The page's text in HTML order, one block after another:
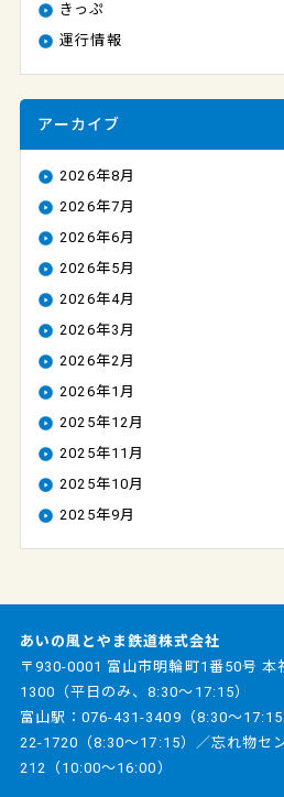
きっぷ
運行情報
アーカイブ
2026年8月
2026年7月
2026年6月
2026年5月
2026年4月
2026年3月
2026年2月
2026年1月
2025年12月
2025年11月
2025年10月
2025年9月
あいの風とやま鉄道株式会社
〒930-0001 富山市明輪町1番50号 本
1300 （平日のみ、8:30～17:15）
富山駅：076-431-3409 （8:30～
22-1720 （8:30～17:15）／忘れ物セ
212 （10:00～16:00）